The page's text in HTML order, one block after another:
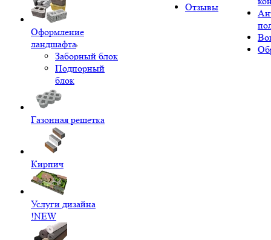
Оформление
ландшафта
Заборный блок
Подпорный
блок
Газонная решетка
Кирпич
Услуги дизайна
!NEW
Отзывы